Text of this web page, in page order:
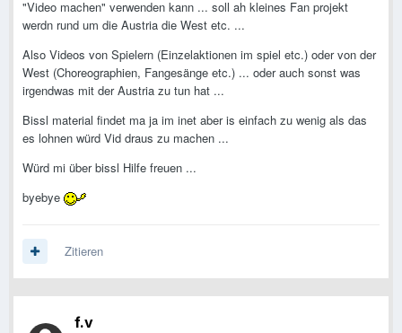
"Video machen" verwenden kann ... soll ah kleines Fan projekt
werdn rund um die Austria die West etc. ...
Also Videos von Spielern (Einzelaktionen im spiel etc.) oder von der
West (Choreographien, Fangesänge etc.) ... oder auch sonst was
irgendwas mit der Austria zu tun hat ...
Bissl material findet ma ja im inet aber is einfach zu wenig als das
es lohnen würd Vid draus zu machen ...
Würd mi über bissl Hilfe freuen ...
byebye
Zitieren
f.v